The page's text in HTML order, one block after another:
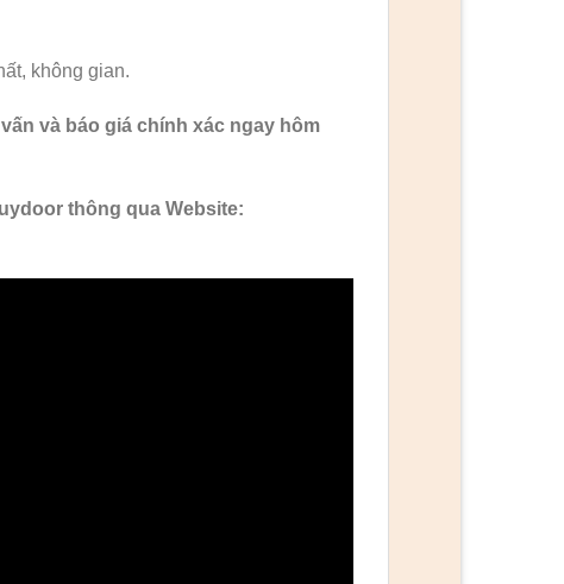
không gian.
và báo giá chính xác ngay hôm
thông qua Website: